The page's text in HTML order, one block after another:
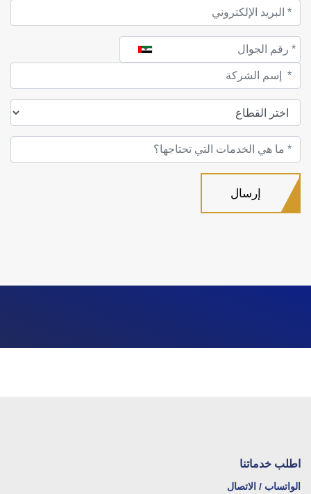
اطلب خدماتنا
الواتساب / الاتصال